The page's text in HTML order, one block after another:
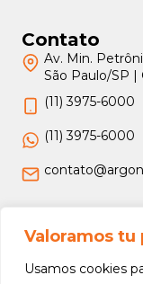
Valoramos tu
Usamos cookies
Contato
Av. Min.
São Paulo/SP |
(11) 3975-6000
(11) 3975-6000
Jurídico
Termos e
Política de